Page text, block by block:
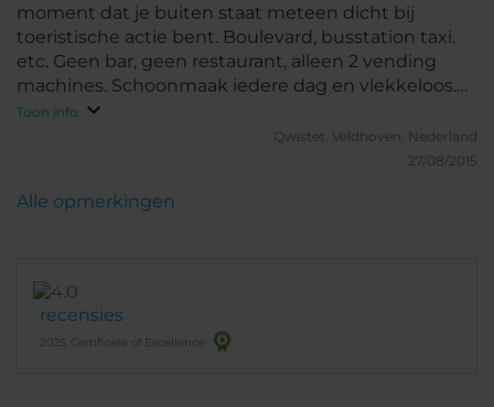
moment dat je buiten staat meteen dicht bij
toeristische actie bent. Boulevard, busstation taxi.
etc. Geen bar, geen restaurant, alleen 2 vending
machines. Schoonmaak iedere dag en vlekkeloos.
Ontbijt in zusterhotel 100 meter verderop op
boulevard, Maar daar dan wel weer schitterend
uitzicht over boulevard, strand en zee. En lekker
Toon info
Qwistet. Veldhoven, Nederland
27/08/2015
recensies
2025 Certificate of Excellence
Alle opmerkingen